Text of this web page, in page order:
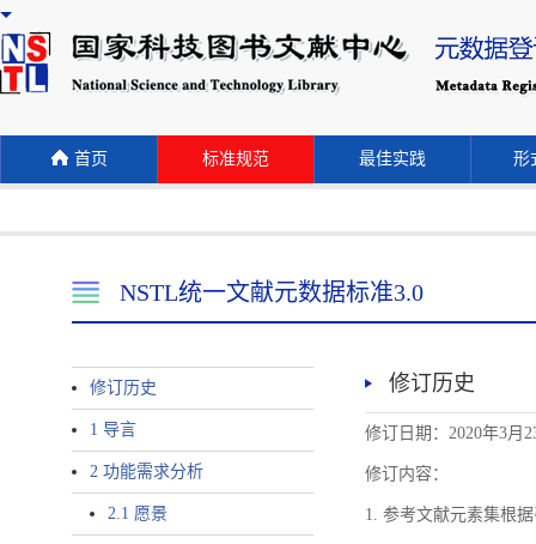
首页 标准规范 最佳实践 形
NSTL统一文献元数据标准3.0
修订历史
1 导言
2 功能需求分析
2.1 愿景
修订历史
修订日期：2020年3月
修订内容：
1. 参考文献元素集根